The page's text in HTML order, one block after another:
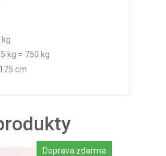
kg
kg = 750 kg
cm
Doprava zdarma